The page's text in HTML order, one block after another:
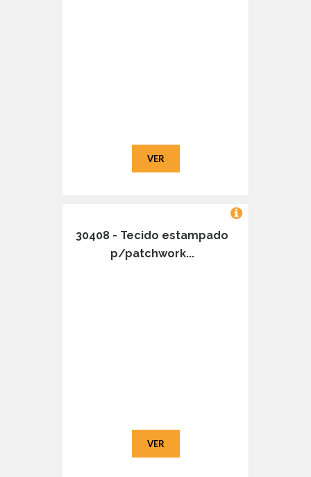
VER
30408 - Tecido estampado
p/patchwork...
VER